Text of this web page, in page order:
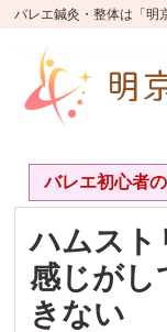
バレエ鍼灸・整体は「明
バレエ初心者
ハムスト
感じがし
きない